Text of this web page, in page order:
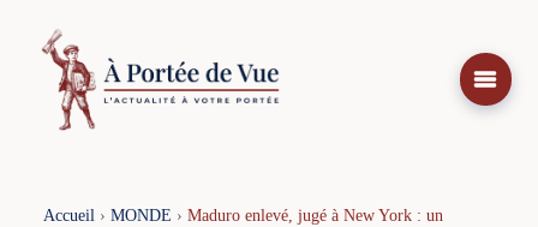
contenu
Accueil› MONDE › Maduro enlevé, jugé à New York : un